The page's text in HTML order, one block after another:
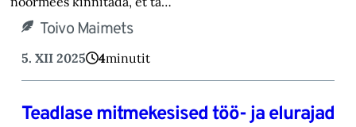
Toivo Maimets
5. XII 2025 4minutit
Teadlase mitmekesised töö- ja elurajad